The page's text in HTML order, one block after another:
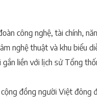
công nghệ, tài chính,
nghệ thuật và khu biểu
liền với lịch sử Tổng
đồng người Việt đông